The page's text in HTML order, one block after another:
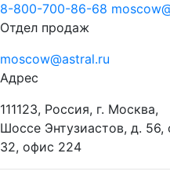
8-800-700-86-68
Отдел продаж
moscow@astral.ru
Адрес
111123, Россия, г. Москва,
Шоссе Энтузиастов, д. 56,
32, офис 224